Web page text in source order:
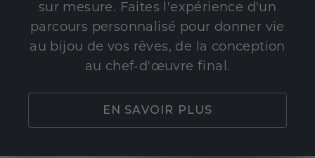
sur mesure. Faites l'expérience d'un
parcours personnalisé pour donner vie
au bijou de vos rêves, de la conception
au chef-d'œuvre final.
EN SAVOIR PLUS